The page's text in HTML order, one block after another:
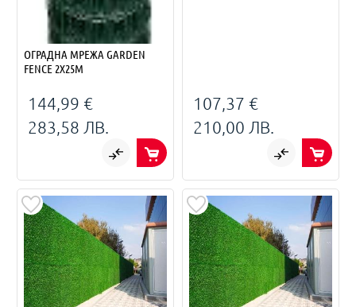
ОГРАДНА МРЕЖА GARDEN
FENCE 2X25M
144,99 €
283,58 ЛВ.
107,37 €
210,00 ЛВ.